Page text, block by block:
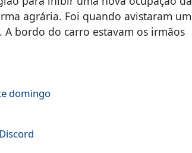
agrária. Foi quando avistaram um
bordo do carro estavam os irmãos
domingo